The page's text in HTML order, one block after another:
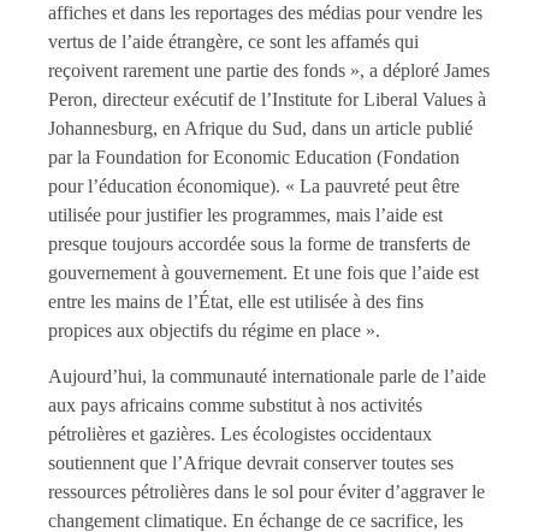
affiches et dans les reportages des médias pour vendre les
vertus de l’aide étrangère, ce sont les affamés qui
reçoivent rarement une partie des fonds », a déploré James
Peron, directeur exécutif de l’Institute for Liberal Values à
Johannesburg, en Afrique du Sud, dans un article publié
par la Foundation for Economic Education (Fondation
pour l’éducation économique). « La pauvreté peut être
utilisée pour justifier les programmes, mais l’aide est
presque toujours accordée sous la forme de transferts de
gouvernement à gouvernement. Et une fois que l’aide est
entre les mains de l’État, elle est utilisée à des fins
propices aux objectifs du régime en place ».
Aujourd’hui, la communauté internationale parle de l’aide
aux pays africains comme substitut à nos activités
pétrolières et gazières. Les écologistes occidentaux
soutiennent que l’Afrique devrait conserver toutes ses
ressources pétrolières dans le sol pour éviter d’aggraver le
changement climatique. En échange de ce sacrifice, les